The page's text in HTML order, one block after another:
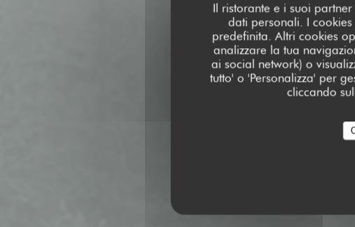
Il ristorante e i suoi
dati personali. I
predefinita. Altri cookies
analizzare la tua
ai social network) o
tutto' o 'Personalizza' per
cliccando
CAFFÉ